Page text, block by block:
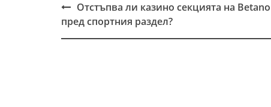
Post
navigation
Отстъпва ли казино секцията на Betano
пред спортния раздел?